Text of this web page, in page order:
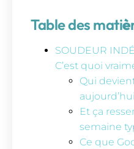
Table des matiè
SOUDEUR
C’est quoi
Qui
Et ça
semaine
Ce que